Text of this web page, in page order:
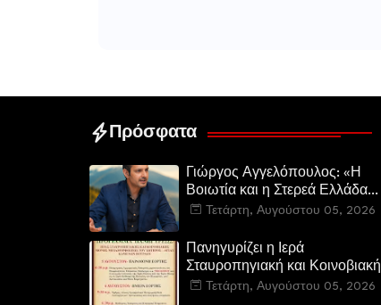
Πρόσφατα
Γιώργος Αγγελόπουλος: «Η
Βοιωτία και η Στερεά Ελλάδα
καίγεται. Η Κυβέρνηση και η
αυτοθαυμάζονται.»
Τετάρτη, Αυγούστου 05, 2026
Πανηγυρίζει η Ιερά
Σταυροπηγιακή και Κοινοβιακή
Μονή Μεταμορφώσεως του
Τετάρτη, Αυγούστου 05, 2026